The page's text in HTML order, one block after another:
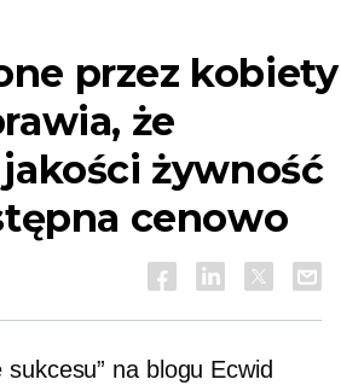
przez kobiety
że
żywność
cenowo
na blogu Ecwid